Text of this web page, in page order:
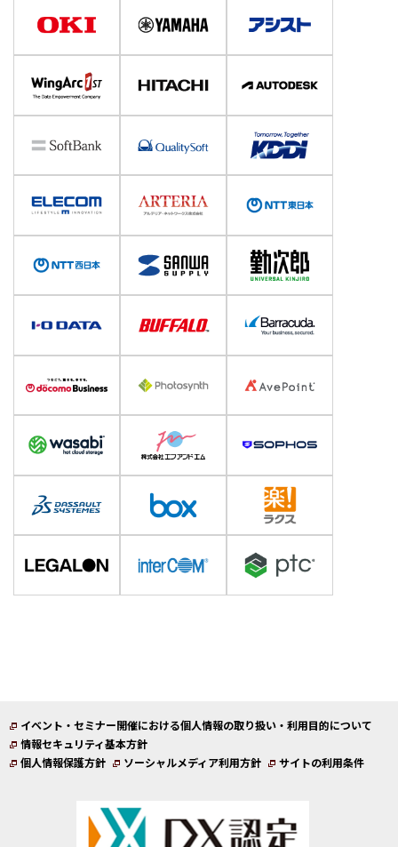
イベント・セミナー開催における個人情報の取り扱い・利用目的について
情報セキュリティ基本方針
個人情報保護方針
ソーシャルメディア利用方針 サイトの利用条件